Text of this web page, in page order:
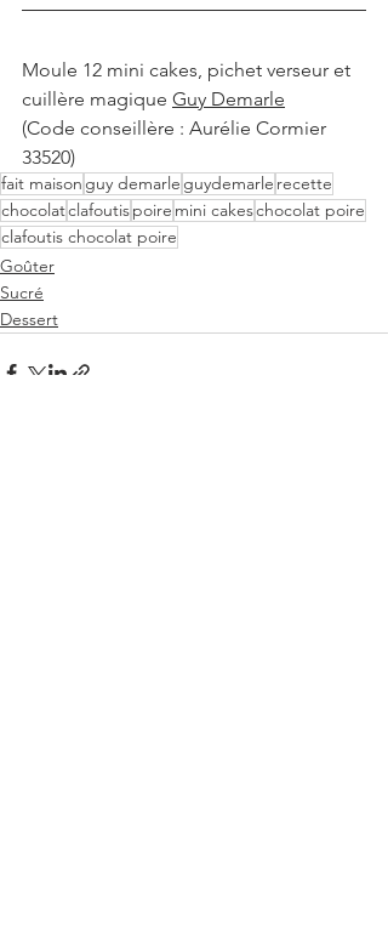
Moule 12 mini cakes, pichet verseur et
cuillère magique Guy Demarle
(Code conseillère : Aurélie Cormier
33520)
fait maison guy demarle guydemarle recette
chocolatclafoutispoire mini cakeschocolat poire
clafoutis chocolat poire
Goûter
Sucré
Dessert